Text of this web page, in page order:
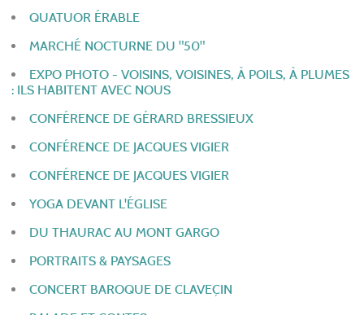
QUATUOR ÉRABLE
MARCHÉ NOCTURNE DU "50"
EXPO PHOTO - VOISINS, VOISINES, À POILS, À PLUMES
: ILS HABITENT AVEC NOUS
CONFÉRENCE DE GÉRARD BRESSIEUX
CONFÉRENCE DE JACQUES VIGIER
CONFÉRENCE DE JACQUES VIGIER
YOGA DEVANT L'ÉGLISE
DU THAURAC AU MONT GARGO
PORTRAITS & PAYSAGES
CONCERT BAROQUE DE CLAVEÇIN